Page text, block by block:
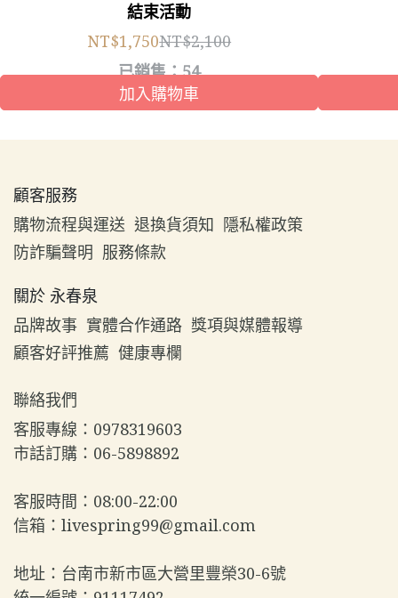
結束活動
NT$1,750NT$2,100
已銷售：54
加入購物車
顧客服務
購物流程與運送 退換貨須知 隱私權政策
防詐騙聲明 服務條款
關於 永春泉
品牌故事 實體合作通路 獎項與媒體報導
顧客好評推薦 健康專欄
聯絡我們
客服專線：0978319603
市話訂購：06-5898892
客服時間：08:00-22:00
信箱：livespring99@gmail.com
地址：台南市新市區大營里豐榮30-6號